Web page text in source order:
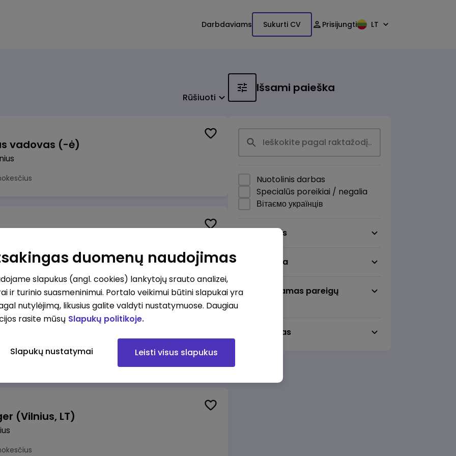
Darbdaviams Sukurti CV Prisijungti LT
Rūšiuoti
vadovas (-ė)
(-ė) (Vilnius, LT)
Veiklos atsparumo departamento vadovė (-as)
(Vilnius, LT)
Išsami paieška
Nuotolinis darbas
Specialūs poreikiai / negalia
Вітаємо українців
Darbo sritis
Darbo vieta
Pageidaujamas pareigų
Darbo laikas
duomenų naudojimas
slapukus (angl. cookies) lankytojų srauto analizei,
ir turinio suasmeninimui. Portalo veikimui būtini slapukai yra
nutylėjimą, likusius galite valdyti nustatymuose. Daugiau
rasite mūsų Slapukų politikoje.
Slapukų nustatymai Leisti visus slapukus